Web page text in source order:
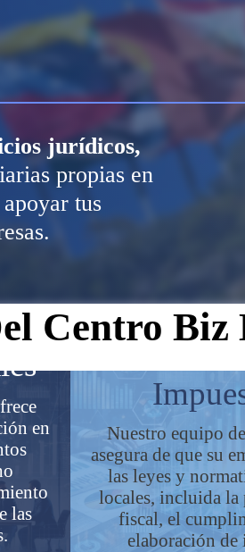
jurídicos,
propias en
tus
Centro
en
las
Nuestro equipo
asegura de que su
las leyes y
locales, incluida
fiscal, el
elaboración de